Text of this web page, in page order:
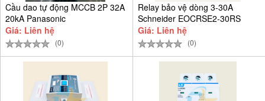
Cầu dao tự động MCCB 2P 32A
20kA Panasonic
BBSF2232CTCV
Giá: Liên hệ
(0)
Relay bảo vệ dòng 3-30A
Schneider EOCRSE2-30RS
Giá: Liên hệ
(0)